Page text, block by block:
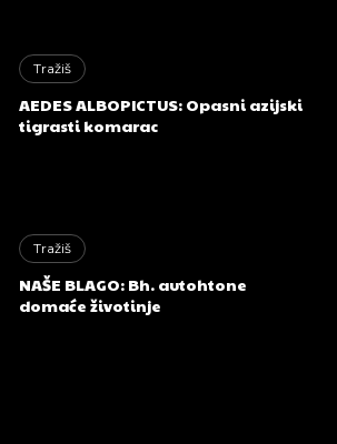
Tražiš
AEDES ALBOPICTUS: Opasni azijski
tigrasti komarac
Tražiš
NAŠE BLAGO: Bh. autohtone
domaće životinje